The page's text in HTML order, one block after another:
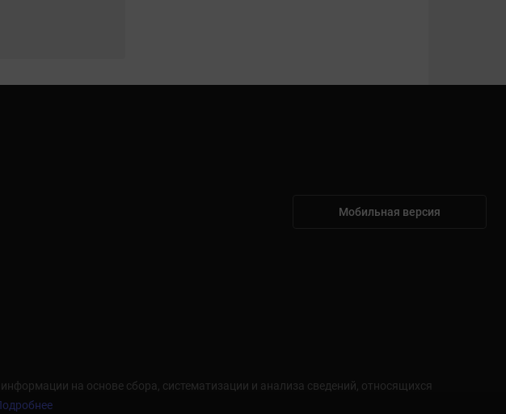
Мобильная версия
на основе сбора, систематизации и анализа сведений, относящихся